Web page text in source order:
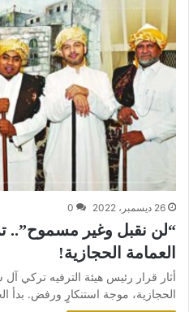
26 ديسمبر، 2022 0
“لن نقبل وغير مسموح”..
العمامة الحجازية!
أثار قرار رئيس هيئة الترفيه تركي آل
الحجازية، موجة استنكارٍ ورفض. بدأ